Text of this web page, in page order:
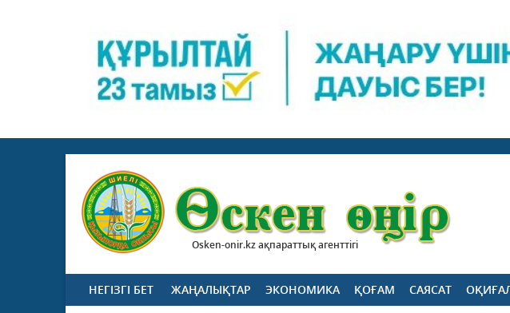
Osken-onir.kz ақпараттық агенттігі
НЕГІЗГІ БЕТ ЖАҢАЛЫҚТАР ЭКОНОМИКА ҚОҒАМ САЯСАТ